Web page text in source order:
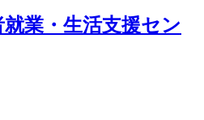
業・生活支援セン